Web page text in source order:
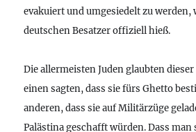
evakuiert und umgesiedelt zu werden,
deutschen Besatzer offiziell hieß.
Die allermeisten Juden glaubten
einen sagten, dass sie fürs Ghetto
anderen, dass sie auf Militärzüge
Palästina geschafft würden. Dass man